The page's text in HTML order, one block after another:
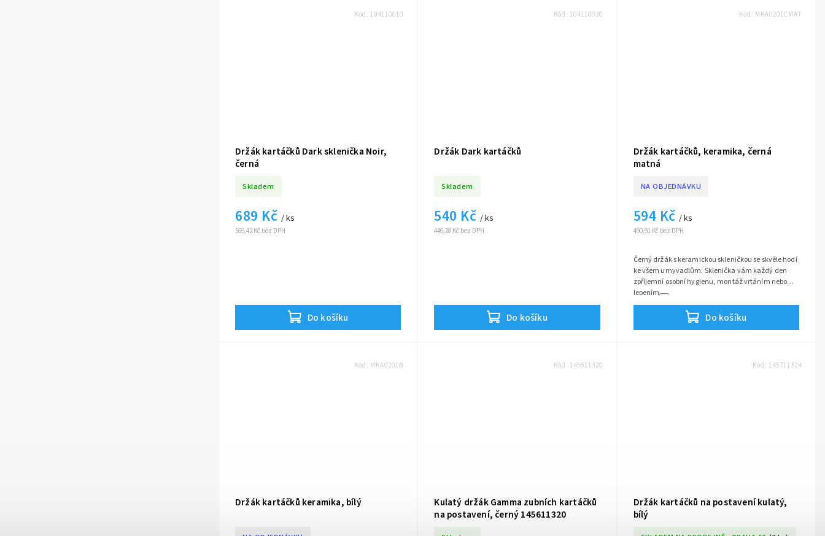
Držák kartáčků Dark sklenička Noir,
černá
Skladem
569,42 Kč bez DPH
689 Kč / ks
Do košíku
Kód: 104110010
Držák Dark kartáčků
Skladem
446,28 Kč bez DPH
540 Kč / ks
Do košíku
Kód: 104110030
Držák kartáčků, keramika, černá
matná
NA OBJEDNÁVKU
490,91 Kč bez DPH
594 Kč/ ks
Do košíku
Černý držák s keramickou skleničkou se skvěle hodí
ke všem umyvadlům. Sklenička vám každý den
zpříjemní osobní hygienu, montáž vrtáním nebo
lepením
Kód: MKA0201CMAT
Držák kartáčků keramika, bílý
Kód: MKA0201B
Kulatý držák Gamma zubních kartáčků
na postavení, černý 145611320
Kód: 145611320
Držák kartáčků na postavení kulatý,
bílý
Kód: 145711324